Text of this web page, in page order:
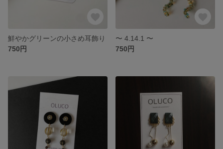
鮮やかグリーンの小さめ耳飾り
750円
〜 4.14.1 〜
750円